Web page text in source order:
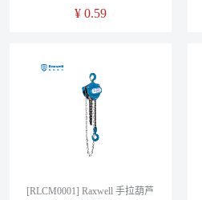
¥ 0.59
[RLCM0001] Raxwell 手拉葫芦